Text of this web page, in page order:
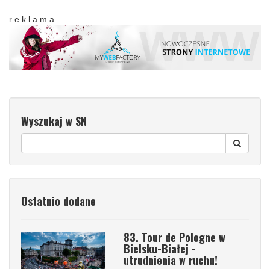
r e k l a m a
Wyszukaj w SN
Ostatnio dodane
83. Tour de Pologne w
Bielsku-Białej -
utrudnienia w ruchu!